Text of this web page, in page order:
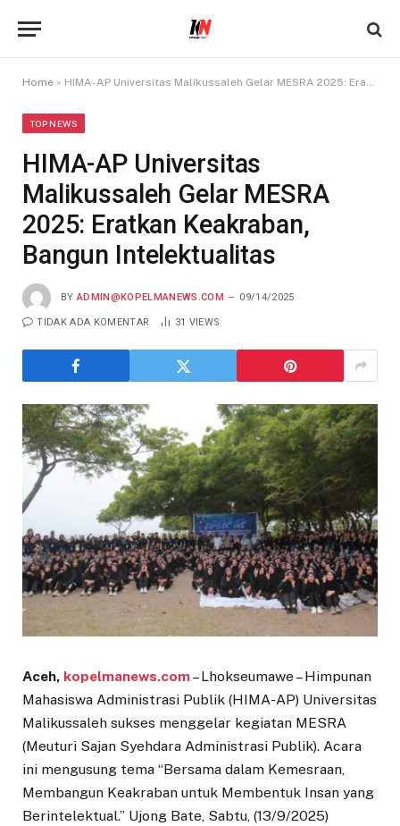
Home » HIMA-AP Universitas Malikussaleh Gelar MESRA 2025: Eratkan Keakraban, Bangun Intelektualitas
TOP NEWS
HIMA-AP Universitas
Malikussaleh Gelar MESRA
2025: Eratkan Keakraban,
Bangun Intelektualitas
BY ADMIN@KOPELMANEWS.COM 09/14/2025
TIDAK ADA KOMENTAR 31 VIEWS
Aceh, kopelmanews.com– Lhokseumawe – Himpunan
Mahasiswa Administrasi Publik (HIMA-AP) Universitas
Malikussaleh sukses menggelar kegiatan MESRA
(Meuturi Sajan Syehdara Administrasi Publik). Acara
ini mengusung tema “Bersama dalam Kemesraan,
Membangun Keakraban untuk Membentuk Insan yang
Berintelektual.” Ujong Bate, Sabtu, (13/9/2025)